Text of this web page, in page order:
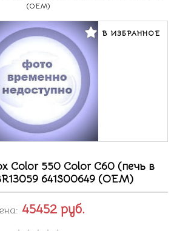
(OEM)
В ИЗБРАННОЕ
Color 550 Color C60 (печь в
641S00649 (OEM)
45452 руб.